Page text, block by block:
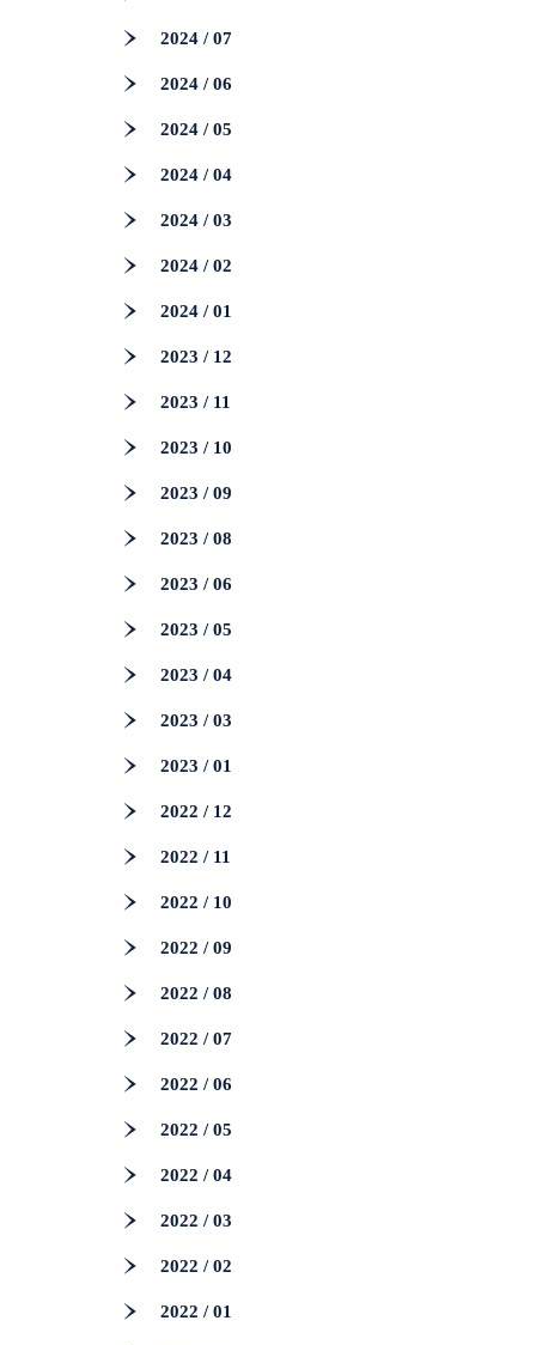
2024 / 07
2024 / 06
2024 / 05
2024 / 04
2024 / 03
2024 / 02
2024 / 01
2023 / 12
2023 / 11
2023 / 10
2023 / 09
2023 / 08
2023 / 06
2023 / 05
2023 / 04
2023 / 03
2023 / 01
2022 / 12
2022 / 11
2022 / 10
2022 / 09
2022 / 08
2022 / 07
2022 / 06
2022 / 05
2022 / 04
2022 / 03
2022 / 02
2022 / 01